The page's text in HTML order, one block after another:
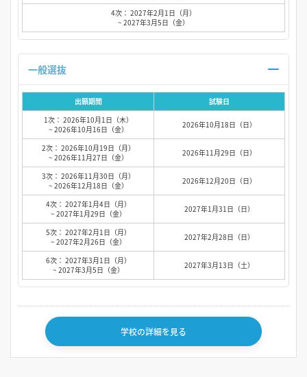
4次： 2027年2月1日（月）
~ 2027年3月5日（金）
出願期間
試験日
1次： 2026年10月1日（木）
~ 2026年10月16日（金）
2026年10月18日（日）
2次： 2026年10月19日（月）
~ 2026年11月27日（金）
2026年11月29日（日）
3次： 2026年11月30日（月）
~ 2026年12月18日（金）
2026年12月20日（日）
4次： 2027年1月4日（月）
~ 2027年1月29日（金）
2027年1月31日（日）
5次： 2027年2月1日（月）
~ 2027年2月26日（金）
2027年2月28日（日）
6次： 2027年3月1日（月）
~ 2027年3月5日（金）
2027年3月13日（土）
学校の詳細を見る